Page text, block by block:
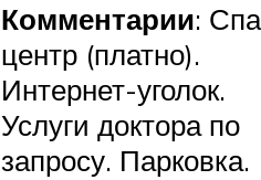
Комментарии:
центр (платно).
Интернет-уголок.
Услуги доктора по
запросу. Парковка.